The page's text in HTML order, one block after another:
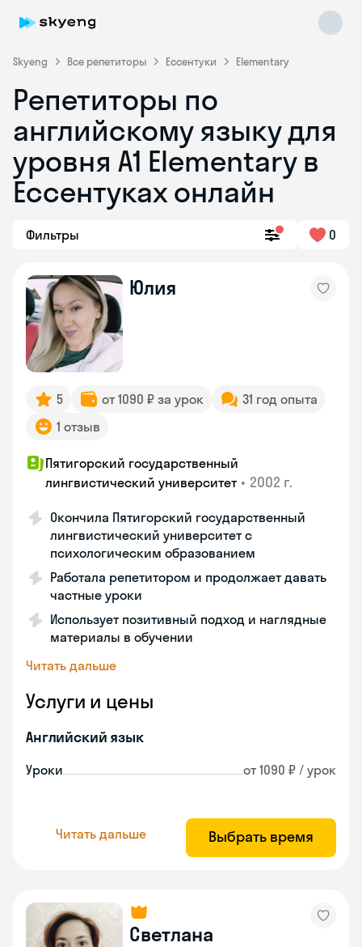
Skyeng Все репетиторы Ессентуки Elementary
Репетиторы по
английскому языку для
уровня A1 Elementary в
Ессентуках онлайн
Фильтры 0
Юлия
5 от 1090 ₽ за урок
31 год опыта
1 отзыв
Пятигорский государственный
лингвистический университет • 2002 г.
Окончила Пятигорский государственный
лингвистический университет с
психологическим образованием
Работала репетитором и продолжает давать
частные уроки
Использует позитивный подход и наглядные
материалы в обучении
Читать дальше
Услуги и цены
Английский язык
Уроки от 1090 ₽ / урок
Читать дальше Выбрать время
Светлана
Skyeng Chat